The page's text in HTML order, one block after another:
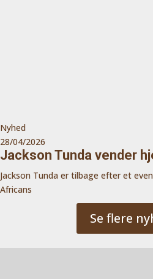
Nyhed
28/04/2026
Jackson Tunda vender
Jackson Tunda er tilbage efter et
Africans
Se flere